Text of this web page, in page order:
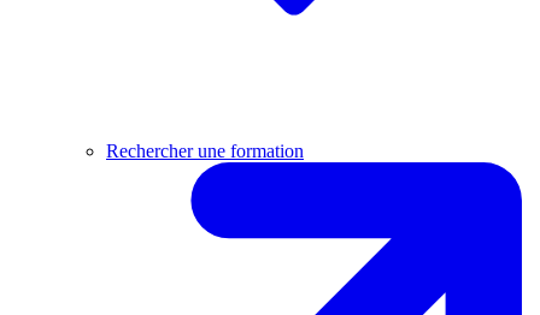
Rechercher une formation